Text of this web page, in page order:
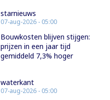
starnieuws
07-aug-2026 - 05:00
Bouwkosten blijven stijgen:
prijzen in een jaar tijd
gemiddeld 7,3% hoger
waterkant
07-aug-2026 - 05:00